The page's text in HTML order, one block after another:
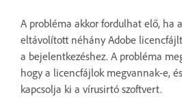
A probléma akkor fordulhat elő, ha
eltávolított néhány Adobe
a bejelentkezéshez. A probléma
hogy a licencfájlok megvannak-e,
kapcsolja ki a vírusirtó szoftvert.